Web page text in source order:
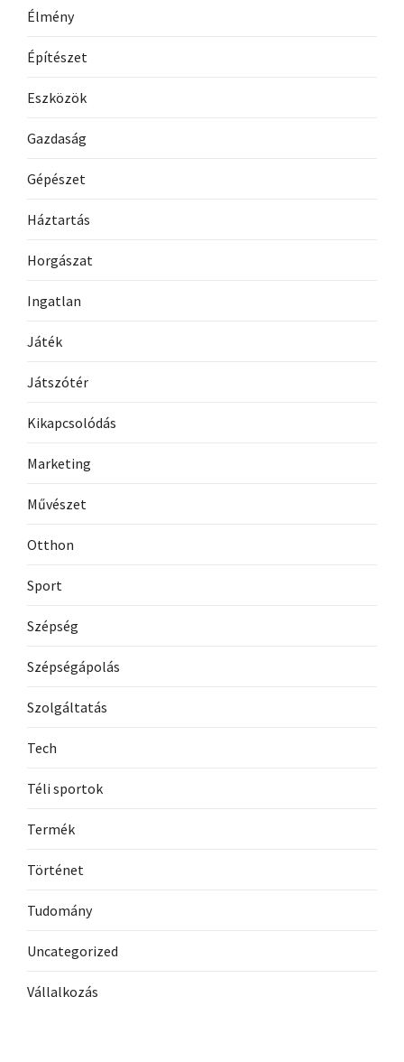
Élmény
Építészet
Eszközök
Gazdaság
Gépészet
Háztartás
Horgászat
Ingatlan
Játék
Játszótér
Kikapcsolódás
Marketing
Művészet
Otthon
Sport
Szépség
Szépségápolás
Szolgáltatás
Tech
Téli sportok
Termék
Történet
Tudomány
Uncategorized
Vállalkozás